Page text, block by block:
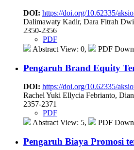
DOI: https://doi.org/10.62335/
Dalimawaty Kadir, Dara Fitrah
2350-2356
PDF
Abstract View: 0,
PDF
Pengaruh Brand Equity
DOI: https://doi.org/10.62335/
Rachel Yuki Ellycia Febrianto,
2357-2371
PDF
Abstract View: 5,
PDF
Pengaruh Biaya Promosi